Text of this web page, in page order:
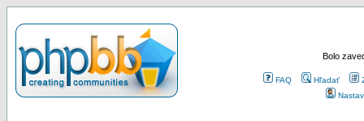
Bolo
FAQ Hľadať